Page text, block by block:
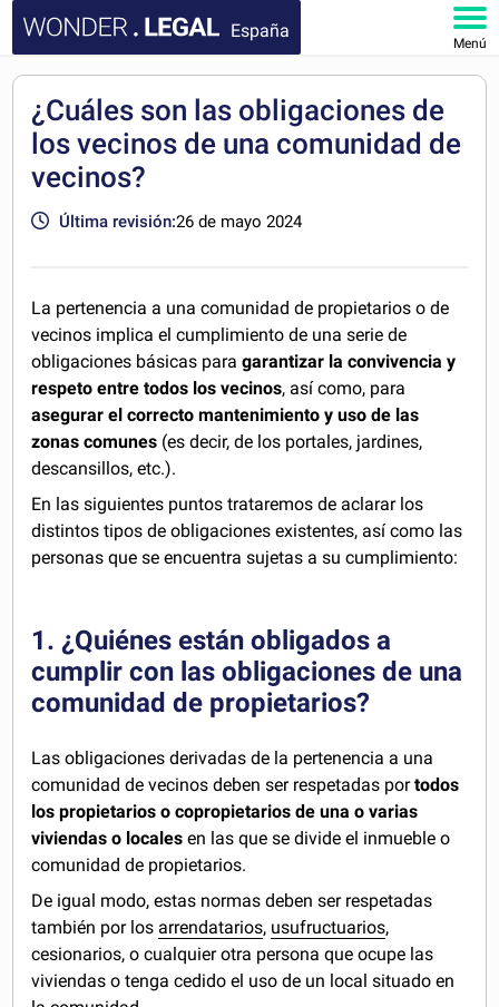
España
Menú
DOCUMENTOS
¿Cuáles son las obligaciones de
los vecinos de una comunidad de
vecinos?
Última revisión:26 de mayo 2024
La pertenencia a una comunidad de propietarios o de
vecinos implica el cumplimiento de una serie de
obligaciones básicas paragarantizar la convivencia y
respeto entre todos los vecinos, así como, para
asegurar el correcto mantenimiento y uso de las
zonas comunes (es decir, de los portales, jardines,
descansillos, etc.).
En las siguientes puntos trataremos de aclarar los
distintos tipos de obligaciones existentes, así como las
personas que se encuentra sujetas a su cumplimiento:
1. ¿Quiénes están obligados a
cumplir con las obligaciones de una
comunidad de propietarios?
Las obligaciones derivadas de la pertenencia a una
comunidad de vecinos deben ser respetadas portodos
los propietarios o copropietarios de una o varias
viviendas o locales en las que se divide el inmueble o
comunidad de propietarios.
De igual modo, estas normas deben ser respetadas
también por los arrendatarios, usufructuarios,
cesionarios, o cualquier otra persona que ocupe las
viviendas o tenga cedido el uso de un local situado en